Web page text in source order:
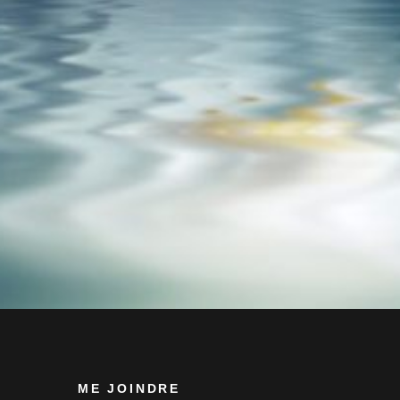
ME JOINDRE